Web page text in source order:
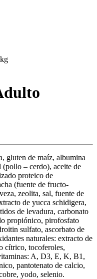
gluten de maíz, albumina
– cerdo), aceite de
proteico de
(fuente de fructo-
zeolita, sal, fuente de
de yucca schidigera,
de levadura, carbonato
propiónico, pirofosfato
sulfato, ascorbato de
naturales: extracto de
cítrico, tocoferoles,
A, D3, E, K, B1,
pantotenato de calcio,
yodo, selenio.